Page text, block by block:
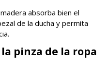
absorba bien el
de la ducha y permita
pinza de la ropa